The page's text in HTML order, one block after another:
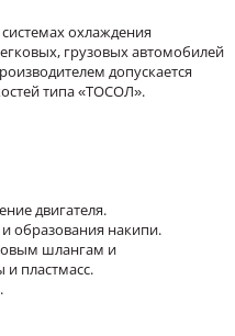
охлаждения
грузовых автомобилей
допускается
типа «ТОСОЛ».
двигателя.
образования накипи.
шлангам и
пластмасс.